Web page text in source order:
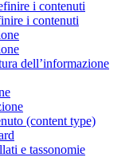
i contenuti
i contenuti
dell’informazione
(content type)
e tassonomie